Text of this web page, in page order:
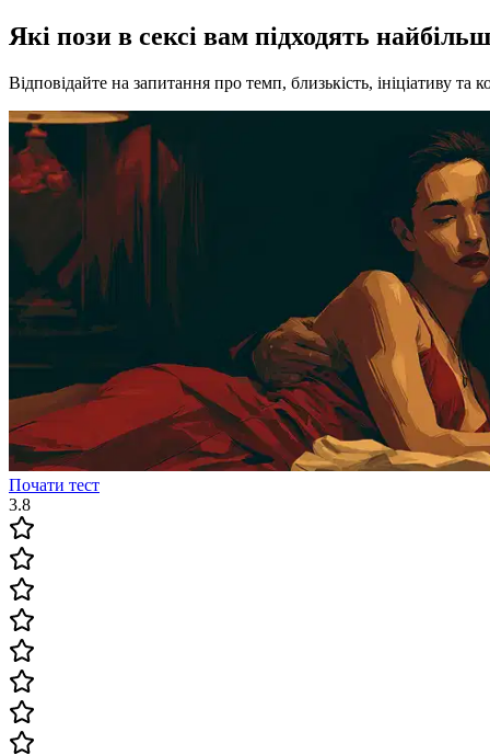
Які пози в сексі вам підходять
Відповідайте на запитання про темп, близькість, ініціативу
Почати тест
3.8